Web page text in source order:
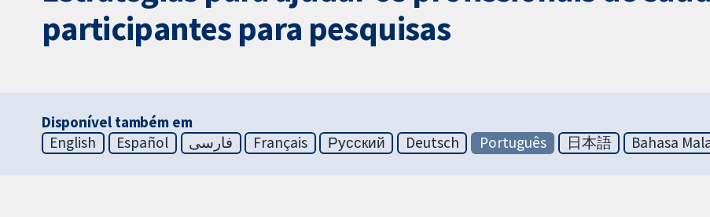
participantes para pesquisas
Disponível também em
English
Español فارسی Français Русский Deutsch Português 日本語 Bahasa